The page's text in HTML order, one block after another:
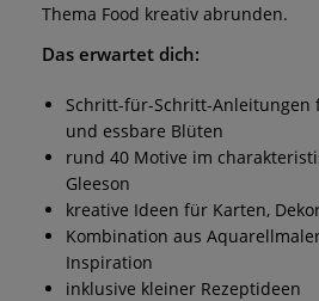
Thema Food kreativ abrunden.
Das erwartet dich:
Schritt-für-Schritt-Anleitungen
und essbare Blüten
rund 40 Motive im
Gleeson
kreative Ideen für Karten,
Kombination aus
Inspiration
inklusive kleiner Rezeptideen